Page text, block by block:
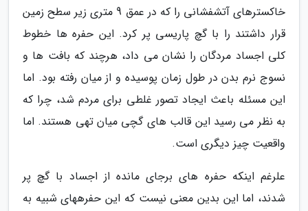
خاکسترهای آتشفشانی را که در عمق 9 متری زیر سطح زمین
قرار داشتند را با گچ پاریسی پر کرد. این حفره ها خطوط
کلی اجساد مردگان را نشان می داد، هرچند که بافت ها و
نسوج نرم بدن در طول زمان پوسیده و از میان رفته بود. اما
این مسئله باعث ایجاد تصور غلطی برای مردم شد، چرا که
به نظر می رسید این قالب های گچی میان تهی هستند. اما
واقعیت چیز دیگری است.
علرغم اینکه حفره های برجای مانده از اجساد با گچ پر
شدند، اما این بدین معنی نیست که این حفرههای شبیه به